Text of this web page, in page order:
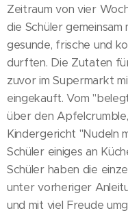
Zeitraum von vier
die Schüler
gesunde, frische und
durften. Die Zutaten
zuvor im Supermarkt
eingekauft. Vom
über den
Kindergericht "Nudeln
Schüler einiges an
Schüler haben die
unter vorheriger
und mit viel Freude